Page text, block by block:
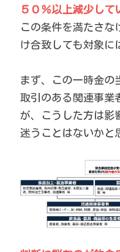
５０％以上減少して
この条件を満たさな
け合致しても対象に
まず、この一時金の
取引のある関連事業
が、こうした方は影
迷うことはないかと